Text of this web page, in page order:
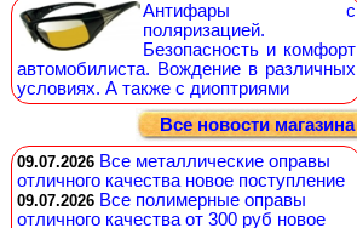
Антифары с
поляризацией.
Безопасность и комфорт
автомобилиста. Вождение в различных
условиях. А также с диоптриями
Все новости магазина
09.07.2026 Все металлические оправы
отличного качества новое поступление
09.07.2026 Все полимерные оправы
отличного качества от 300 руб новое